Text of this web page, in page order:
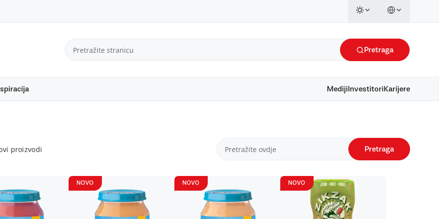
Pretraga
Mediji Investitori Karijere
proizvodi Pretraga
NOVO NOVO NOVO